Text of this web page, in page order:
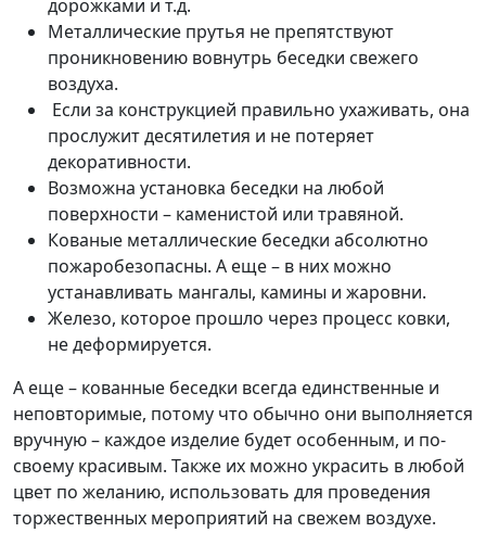
дорожками и т.д.
Металлические прутья не препятствуют
проникновению вовнутрь беседки свежего
воздуха.
Если за конструкцией правильно ухаживать, она
прослужит десятилетия и не потеряет
декоративности.
Возможна установка беседки на любой
поверхности – каменистой или травяной.
Кованые металлические беседки абсолютно
пожаробезопасны. А еще – в них можно
устанавливать мангалы, камины и жаровни.
Железо, которое прошло через процесс ковки,
не деформируется.
А еще – кованные беседки всегда единственные и
неповторимые, потому что обычно они выполняется
вручную – каждое изделие будет особенным, и по-
своему красивым. Также их можно украсить в любой
цвет по желанию, использовать для проведения
торжественных мероприятий на свежем воздухе.